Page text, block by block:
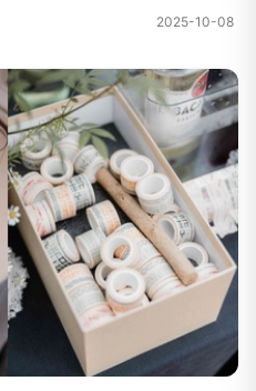
」的那種質感款。這次編輯整理
2025-10-08